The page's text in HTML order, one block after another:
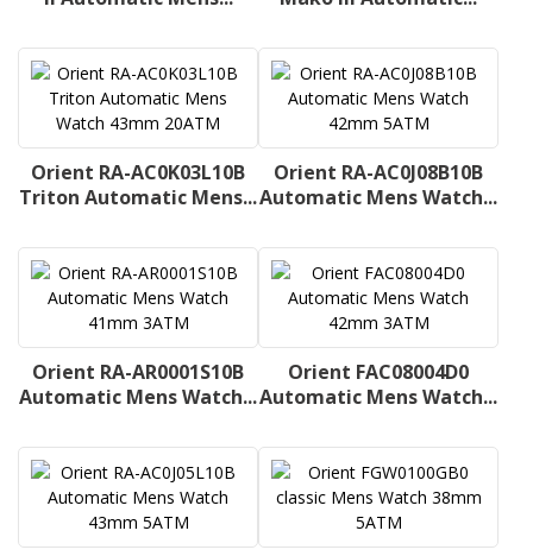
Orient RA-AC0K03L10B
Triton Automatic Mens...
Orient RA-AC0J08B10B
Automatic Mens Watch...
Orient RA-AR0001S10B
Automatic Mens Watch...
Orient FAC08004D0
Automatic Mens Watch...